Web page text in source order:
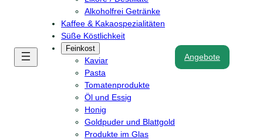
Alkoholfrei Getränke
Kaffee & Kakaospezialitäten
Süße Köstlichkeit
Feinkost
Kaviar
Pasta
Tomatenprodukte
Öl und Essig
Honig
Goldpuder und Blattgold
Produkte im Glas
Angebote